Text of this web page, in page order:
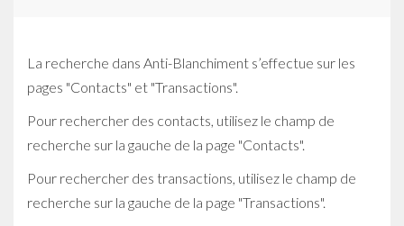
La recherche dans Anti-Blanchiment s’effectue sur les
pages "Contacts" et "Transactions".
Pour rechercher des contacts, utilisez le champ de
recherche sur la gauche de la page "Contacts".
Pour rechercher des transactions, utilisez le champ de
recherche sur la gauche de la page "Transactions".